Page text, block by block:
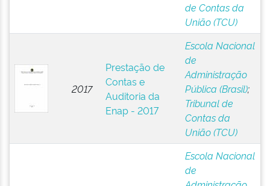
de Contas da
União (TCU)
2017
Prestação de
Contas e
Auditoria da
Enap - 2017
Escola Nacional
de
Administração
Pública (Brasil);
Tribunal de
Contas da
União (TCU)
Escola Nacional
de